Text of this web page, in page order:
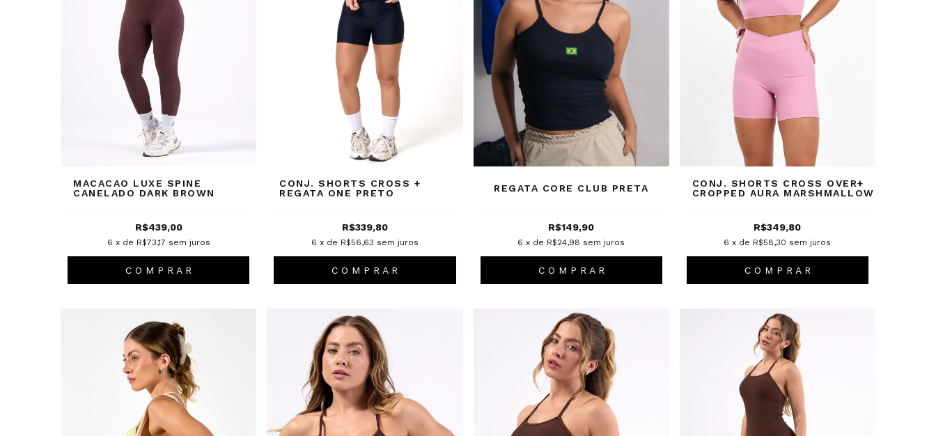
MACACAO LUXE SPINE
CANELADO DARK BROWN
R$439,00
6 x de R$73,17 sem juros
C O M P R A R
CONJ. SHORTS CROSS +
REGATA ONE PRETO
R$339,80
6 x de R$56,63 sem juros
C O M P R A R
REGATA CORE CLUB PRETA
R$149,90
6 x de R$24,98 sem juros
C O M P R A R
CONJ. SHORTS CROSS OVER+
CROPPED AURA MARSHMALLOW
R$349,80
6 x de R$58,30 sem juros
C O M P R A R